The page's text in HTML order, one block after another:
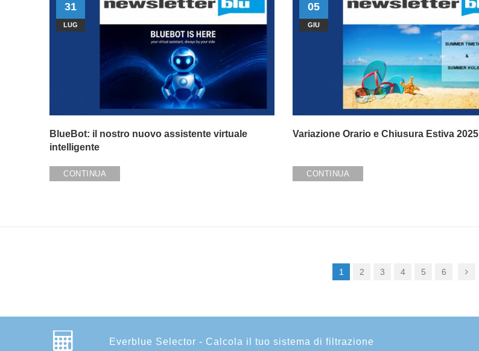
31
LUG
BlueBot: il nostro nuovo assistente virtuale
intelligente
CONTINUA
05
GIU
Variazione Orario e Chiusura Estiva 2025
CONTINUA
1 2 3 4 5 6
Everblue Selector - Calcola il tuo sistema di filtrazione